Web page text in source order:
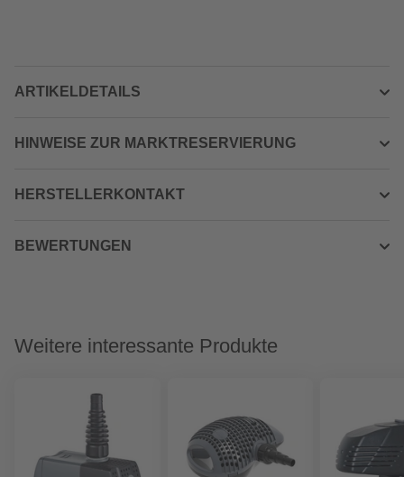
ARTIKELDETAILS
HINWEISE ZUR MARKTRESERVIERUNG
HERSTELLERKONTAKT
BEWERTUNGEN
Weitere interessante Produkte